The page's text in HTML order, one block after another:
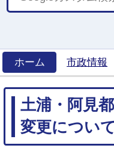
ホーム
市政情報
土浦・阿見
変更について